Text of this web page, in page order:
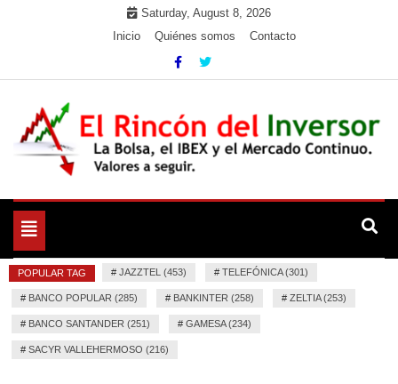
Saturday, August 8, 2026
Inicio
Quiénes somos Contacto
El Rincón del Inversor
Toggle
navigation
POPULAR TAG # JAZZTEL (453) # TELEFÓNICA (301)
# BANCO POPULAR (285) # BANKINTER (258) # ZELTIA (253)
# BANCO SANTANDER (251) # GAMESA (234)
# SACYR VALLEHERMOSO (216)